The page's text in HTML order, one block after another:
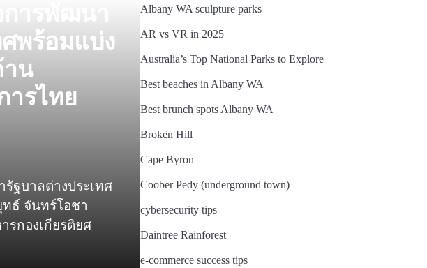
พร้อมแบ่ง
น
ารไทย
ฐบาลต่างประเทศ
ธ์ จันทร์โอชา
รกองเกียรติยศ
Albany WA sculpture parks
AR vs VR in 2025
Australia’s Top National Parks to Explore
Best beaches in Albany WA
Best brunch spots Albany WA
Broken Hill
Cape Byron
Coober Pedy (underground town)
cybersecurity tips
Daintree Rainforest
e-commerce success tips